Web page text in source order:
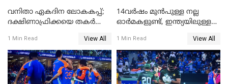
വനിതാ ഏകദിന ലോകകപ്പ്;
ദക്ഷിണാഫ്രിക്കയെ തകർത്ത്
1 Min Read View All
14വർഷം മുൻപുള്ള നല്ല
ഓർമകളുണ്ട്, ഇന്ത്യയിലുള്ള
കാത്തിരിക്കുന്നു; വരവ്
സ്ഥിരീകരിച്ച് മെസി
1 Min Read View All